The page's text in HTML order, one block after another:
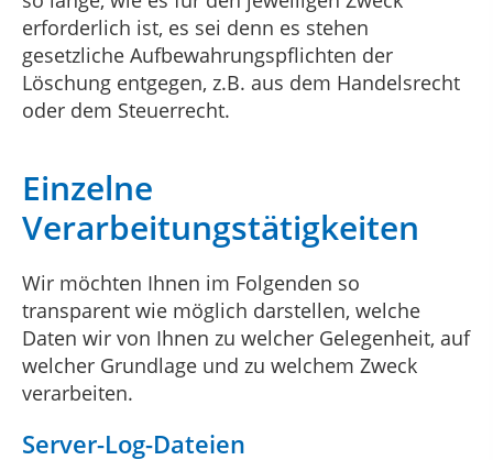
erforderlich ist, es sei denn es stehen
gesetzliche Aufbewahrungspflichten der
Löschung entgegen, z.B. aus dem Handelsrecht
oder dem Steuerrecht.
Einzelne
Verarbeitungstätigkeiten
Wir möchten Ihnen im Folgenden so
transparent wie möglich darstellen, welche
Daten wir von Ihnen zu welcher Gelegenheit, auf
welcher Grundlage und zu welchem Zweck
verarbeiten.
Server-Log-Dateien